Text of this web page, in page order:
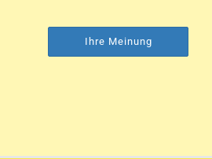
Ihre Meinung